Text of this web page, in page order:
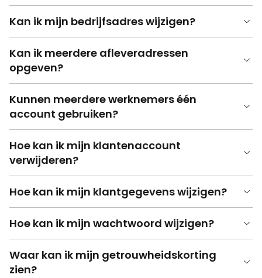
Kan ik mijn bedrijfsadres wijzigen?
Kan ik meerdere afleveradressen
opgeven?
Kunnen meerdere werknemers één
account gebruiken?
Hoe kan ik mijn klantenaccount
verwijderen?
Hoe kan ik mijn klantgegevens wijzigen?
Hoe kan ik mijn wachtwoord wijzigen?
Waar kan ik mijn getrouwheidskorting
zien?